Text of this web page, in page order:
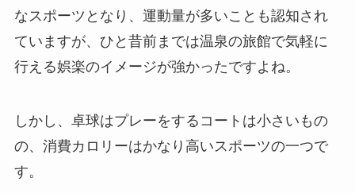
なスポーツとなり、運動量が多いことも認知され
ていますが、ひと昔前までは温泉の旅館で気軽に
行える娯楽のイメージが強かったですよね。
しかし、卓球はプレーをするコートは小さいもの
の、消費カロリーはかなり高いスポーツの一つで
す。